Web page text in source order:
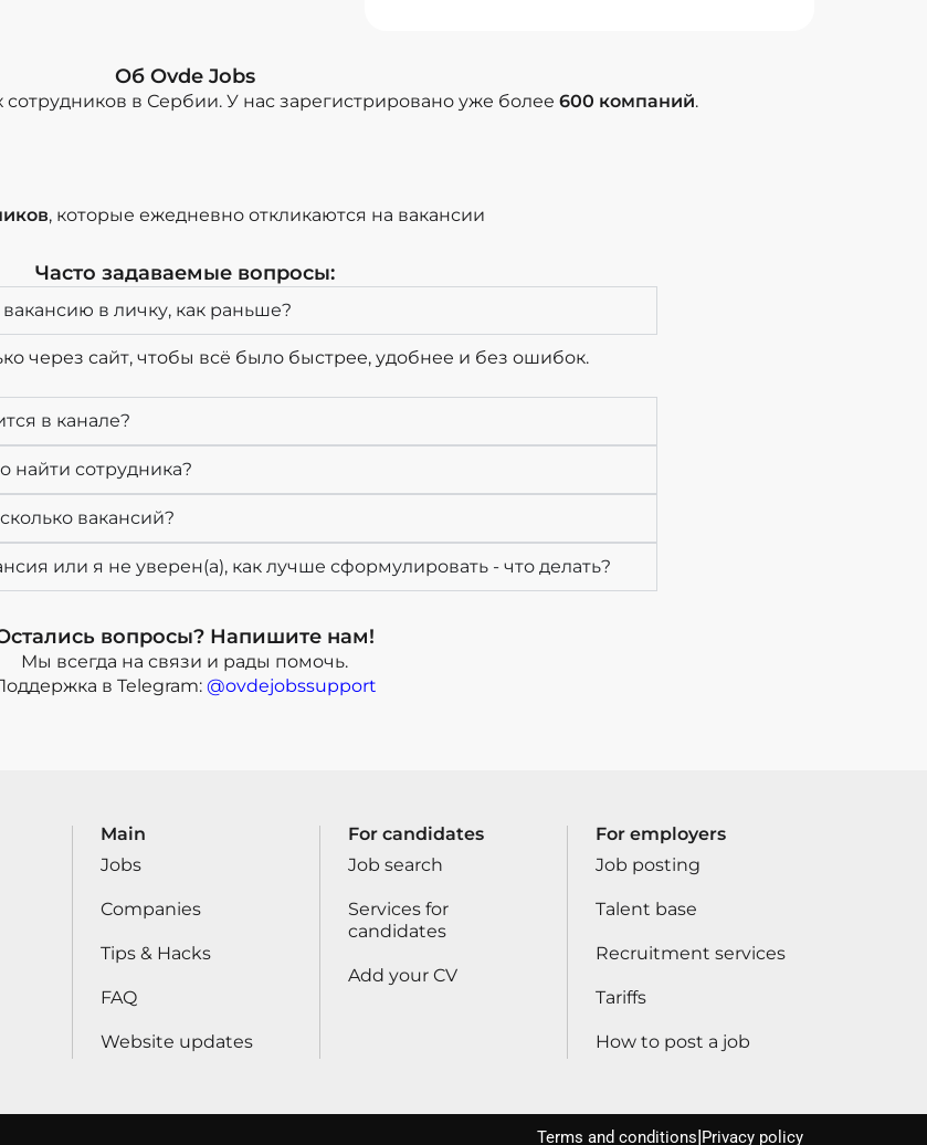
Об Ovde Jobs
в Сербии. У нас зарегистрировано уже более 600 компаний.
, которые ежедневно откликаются на вакансии
Часто задаваемые вопросы:
в личку, как раньше?
через сайт, чтобы всё было быстрее, удобнее и без ошибок.
в канале?
найти сотрудника?
вакансий?
или я не уверен(а), как лучше сформулировать - что делать?
вопросы? Напишите нам!
Мы всегда на связи и рады помочь.
в Telegram: @ovdejobssupport
Main
Jobs
Companies
Tips & Hacks
FAQ
Website updates
For candidates
Job search
Services for
candidates
Add your CV
For employers
Job posting
Talent base
Recruitment services
Tariffs
How to post a job
Terms and conditions|Privacy policy